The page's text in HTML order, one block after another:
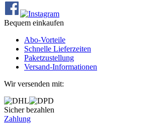
Bequem einkaufen
Abo‐Vorteile
Schnelle Lieferzeiten
Paketzustellung
Versand‐Informationen
Wir versenden mit:
Sicher bezahlen
Zahlung